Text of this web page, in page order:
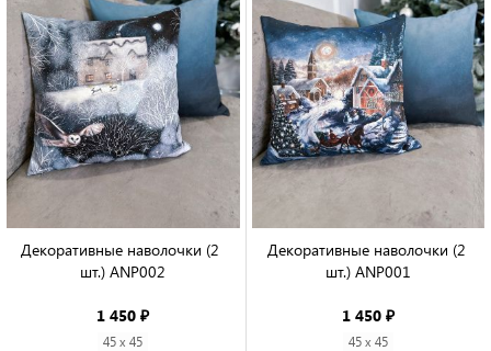
Декоративные наволочки (2
шт.) ANP002
1 450 ₽
45 x 45
Декоративные наволочки (2
шт.) ANP001
1 450 ₽
45 x 45